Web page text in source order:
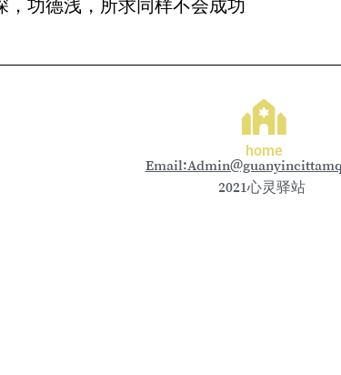
功德浅，所求同样不会成功
home
2021心灵驿站